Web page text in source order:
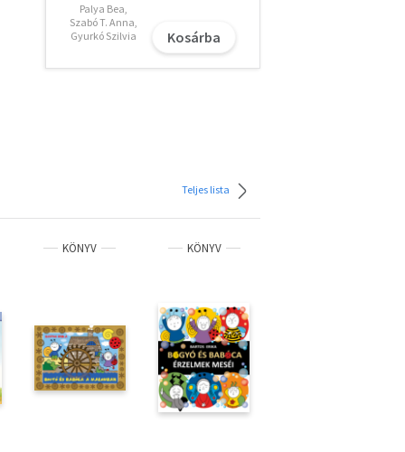
a
Palya Bea,
Szabó T. Anna,
Gyurkó Szilvia
Kosárba
Teljes lista
KÖNYV KÖNYV